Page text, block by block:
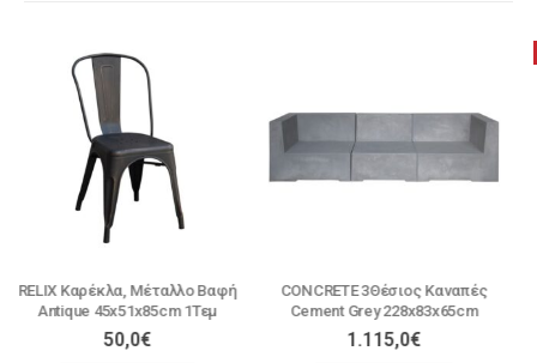
CONCRETE 3Θέσιος Καναπές
Cement Grey 228x83x65cm
1.115,0
STRIPE Kαρέκλα Κήπου
Βεράντας, Μέταλλο Βαφή
Μαύρο Μαξιλάρι Μαύρο PU
1Τεμ